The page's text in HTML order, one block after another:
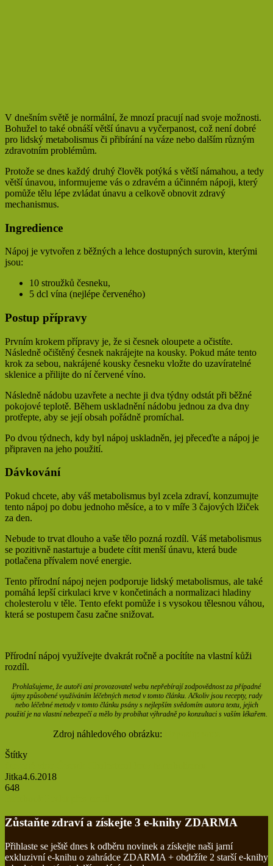
V dnešním světě je normální, že mnozí pracují nad svoje možnosti.
Bohužel to také obnáší větší únavu a vyčerpanost, což není dobré
pro lidský metabolismus či přibírání na váze nebo dalším různým
zdravotním problémům.
Protože se dnes každý druhý člověk potýká s větší námahou, a tedy
větší únavou, informujeme vás o zdravém a účinném nápoji, který
pomůže tělu lépe zvládat únavu a celkově obnovit zdravý
mechanismus.
Ingredience
Nápoj je vytvořen z běžných a lehce dostupných surovin, kterými
jsou:
10 stroužků česneku,
5 dcl vína (nejlépe červeného)
Postup přípravy
Prvním krokem přípravy je, že si česnek oloupete a očistíte.
Následně očištěný česnek nakrájejte na kousky. Pokud máte tento
krok za sebou, nakrájené kousky česneku vložte do uzavíratelné
sklenice a přilijte do ní červené víno.
Následně nádobu uzavřete a nechte ji dva týdny odstát při běžné
pokojové teplotě. Během uskladnění nádobu jednou za dva dny
protřepte, aby se její obsah pořádně promíchal.
Po dvou týdnech, kdy byl nápoj uskladněn, jej přeceďte a nápoj je
připraven na jeho použití.
Dávkování
Pokud chcete, aby váš metabolismus byl zcela zdraví, konzumujte
tento nápoj po dobu jednoho měsíce, a to v míře 3 čajových lžiček
za den.
Nebude to trvat dlouho a vaše tělo pozná rozdíl. Váš metabolismus
se pozitivně nastartuje a budete cítit menší únavu, která bude
potlačena přívalem nové energie.
Tento přírodní nápoj nejen podporuje lidský metabolismus, ale také
pomáhá lepší cirkulaci krve v končetinách a normalizaci hladiny
cholesterolu v těle. Tento efekt pomůže i s vysokou tělesnou váhou,
která se postupem času začne snižovat.
Přírodní nápoj využívejte dvakrát ročně a pocítíte na vlastní kůži
rozdíl.
Prohlašujeme, že autoři ani provozovatel webu nepřebírají zodpovědnost za případné
újmy způsobené využíváním léčebných metod v tomto článku. Ačkoliv jsou recepty, rady
nebo léčebné metody v tomto článku psány s nejlepším svědomím autora textu, jejich
použití je na vlastní nebezpečí a mělo by probíhat výhradně po konzultaci s vaším lékařem.
Zdroj náhledového obrázku:
Štítky
Jitka4.6.2018
648
Zůstaňte zdraví a získejte 3 e-knihy ZDARMA
Přihlaste se ještě dnes k odběru novinek a získejte naši jarní
exkluzivní e-knihu o zahrádce ZDARMA + obdržíte 2 starší e-knihy